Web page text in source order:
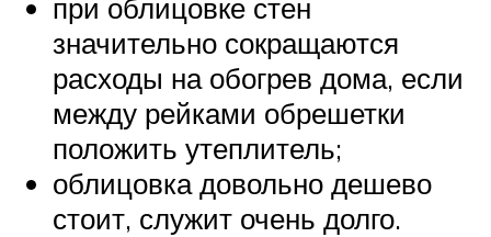
при облицовке стен
значительно сокращаются
расходы на обогрев дома, если
между рейками обрешетки
положить утеплитель;
облицовка довольно дешево
стоит, служит очень долго.